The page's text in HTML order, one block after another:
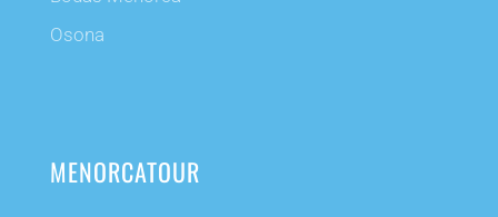
Osona
MENORCATOUR